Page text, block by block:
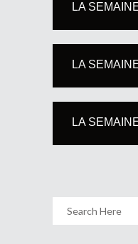
LA
LA
LA